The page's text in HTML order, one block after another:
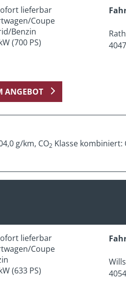
Sofort lieferbar
Coupe
Benzin
515 kW (700 PS)
ANGEBOT
g/km, CO2 Klasse kombiniert:
Sofort lieferbar
Coupe
466 kW (633 PS)